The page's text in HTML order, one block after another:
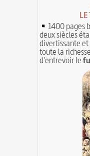
1400 pages
deux siècles
divertissante
toute la
d'entrevoir le